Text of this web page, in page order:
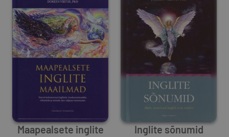
Maapealsete inglite
Inglite sõnumid